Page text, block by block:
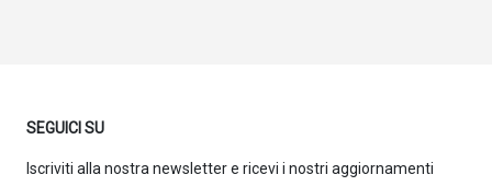
SEGUICI SU
Iscriviti alla nostra newsletter e ricevi i nostri aggiornamenti